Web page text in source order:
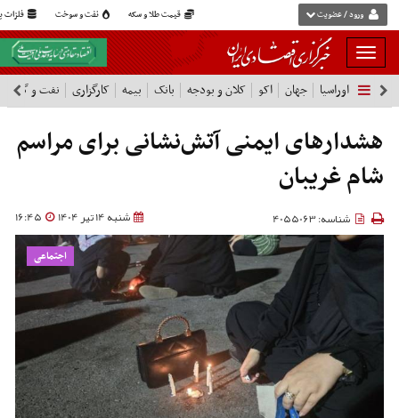
قیمت طلا و سکه نفت و سوخت فلزات ورود / عضویت
بار
و
بسته
نمودن
فهرست
اوراسیا جهان اکو کلان و بودجه بانک بیمه کارگزاری نفت و گاز
هشدارهای ایمنی آتش‌نشانی برای مراسم
شام غریبان
شنبه 14 تیر 1404 16:45 شناسه: 4055063
اجتماعی